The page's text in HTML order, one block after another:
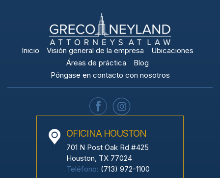
Inicio Visión general de la empresa
Ubicaciones
Áreas de práctica
Blog
Póngase en contacto con nosotros
OFICINA HOUSTON
701 N Post Oak Rd #425
Houston, TX 77024
Teléfono: (713) 972-1100